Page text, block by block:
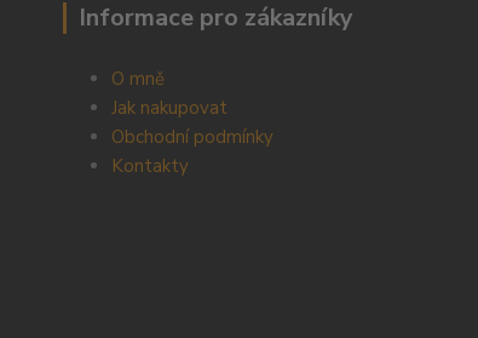
Informace pro zákazníky
O mně
Jak nakupovat
Obchodní podmínky
Kontakty